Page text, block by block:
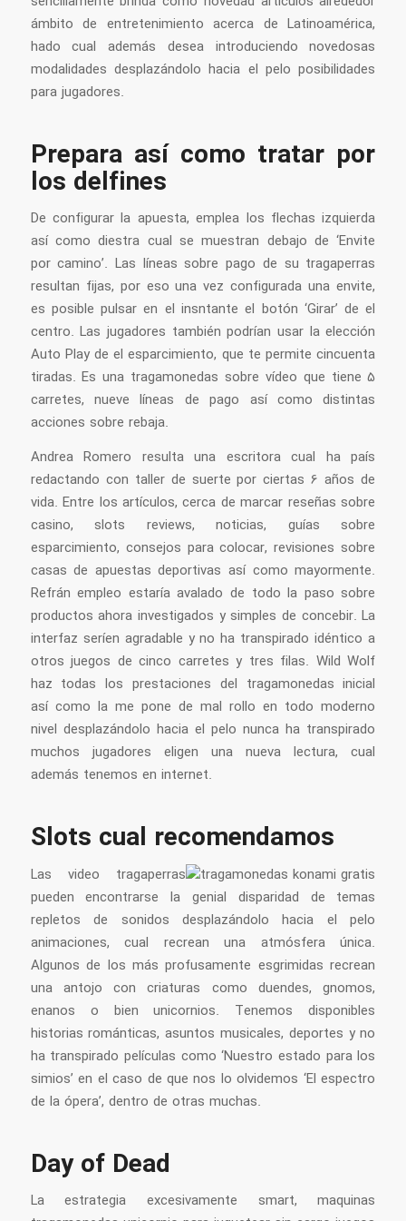
ámbito de entretenimiento acerca de Latinoamérica,
hado cual además desea introduciendo novedosas
modalidades desplazándolo hacia el pelo posibilidades
para jugadores.
Prepara así­ como tratar por
los delfines
De configurar la apuesta, emplea los flechas izquierda
así­ como diestra cual se muestran debajo de ‘Envite
por camino’. Las líneas sobre pago de su tragaperras
resultan fijas, por eso una vez configurada una envite,
es posible pulsar en el insntante el botón ‘Girar’ de el
centro. Las jugadores también podrían usar la elección
Auto Play de el esparcimiento, que te permite cincuenta
tiradas. Es una tragamonedas sobre vídeo que tiene 5
carretes, nueve líneas de pago así­ como distintas
acciones sobre rebaja.
Andrea Romero resulta una escritora cual ha país
redactando con taller de suerte por ciertas 6 años de
vida. Entre los artículos, cerca de marcar reseñas sobre
casino, slots reviews, noticias, guías sobre
esparcimiento, consejos para colocar, revisiones sobre
casas de apuestas deportivas así­ como mayormente.
Refrán empleo estaría avalado de todo la paso sobre
productos ahora investigados y simples de concebir. La
interfaz serí­en agradable y no ha transpirado idéntico a
otros juegos de cinco carretes y tres filas. Wild Wolf
haz todas los prestaciones del tragamonedas inicial
así­ como la me pone de mal rollo en todo moderno
nivel desplazándolo hacia el pelo nunca ha transpirado
muchos jugadores eligen una nueva lectura, cual
además tenemos en internet.
Slots cual recomendamos
Las video tragaperras
pueden encontrarse la genial disparidad de temas
repletos de sonidos desplazándolo hacia el pelo
animaciones, cual recrean una atmósfera única.
Algunos de los más profusamente esgrimidas recrean
una antojo con criaturas como duendes, gnomos,
enanos o bien unicornios. Tenemos disponibles
historias románticas, asuntos musicales, deportes y no
ha transpirado películas como ‘Nuestro estado para los
simios’ en el caso de que nos lo olvidemos ‘El espectro
de la ópera’, dentro de otras muchas.
Day of Dead
La estrategia excesivamente smart, maquinas